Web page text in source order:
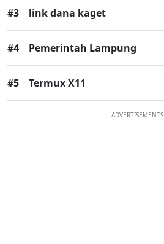
#3 link dana kaget
#4 Pemerintah Lampung
#5 Termux X11
ADVERTISEMENTS